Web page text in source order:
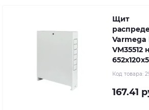
Щит
VM35512
Код товара:
167.41